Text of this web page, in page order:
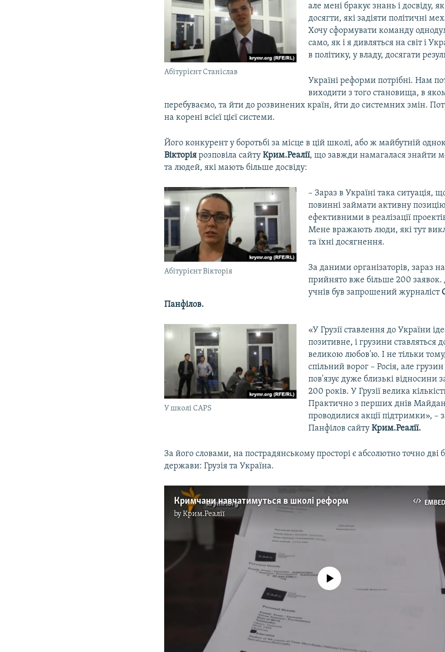
Абітурієнт Станіслав
але мені бракує знань і досвіду,
досягти, які задіяти політичні
Хочу сформувати команду
само, як і я дивляться на світ і
в політику, у владу, досягати
Україні реформи потрібні. Нам
виходити з того становища, в
перебуваємо, та йти до розвинених країн, йти до системних змін.
на корені всієї цієї системи.
Його конкурент у боротьбі за місце в цій школі, або ж майбутній
Вікторія розповіла сайтуКрим.Реалії, що завжди намагалася знайти
та людей, які мають більше досвіду:
Абітурієнт Вікторія
– Зараз в Україні така ситуація,
повинні займати активну позицію
ефективними в реалізації
Мене вражають люди, які тут
та їхні досягнення.
За даними організаторів, зараз
прийнято вже більше 200 заявок.
учнів був запрошений журналіст
Панфілов.
У школі CAPS
«У Грузії ставлення до України
позитивне, і грузини ставляться
великою любов'ю. І не тільки
спільний ворог – Росія, але
пов'язує дуже близькі відносини
200 років. У Грузії велика
Практично з перших днів Майдану
проводилися акції підтримки», –
Панфілов сайту Крим.Реалії.
За його словами, на пострадянському просторі є абсолютно точно дві
держави: Грузія та Україна.
EMBED
Кримчани навчатимуться в школі реформ
byКрим.Реалії
No media source currently available